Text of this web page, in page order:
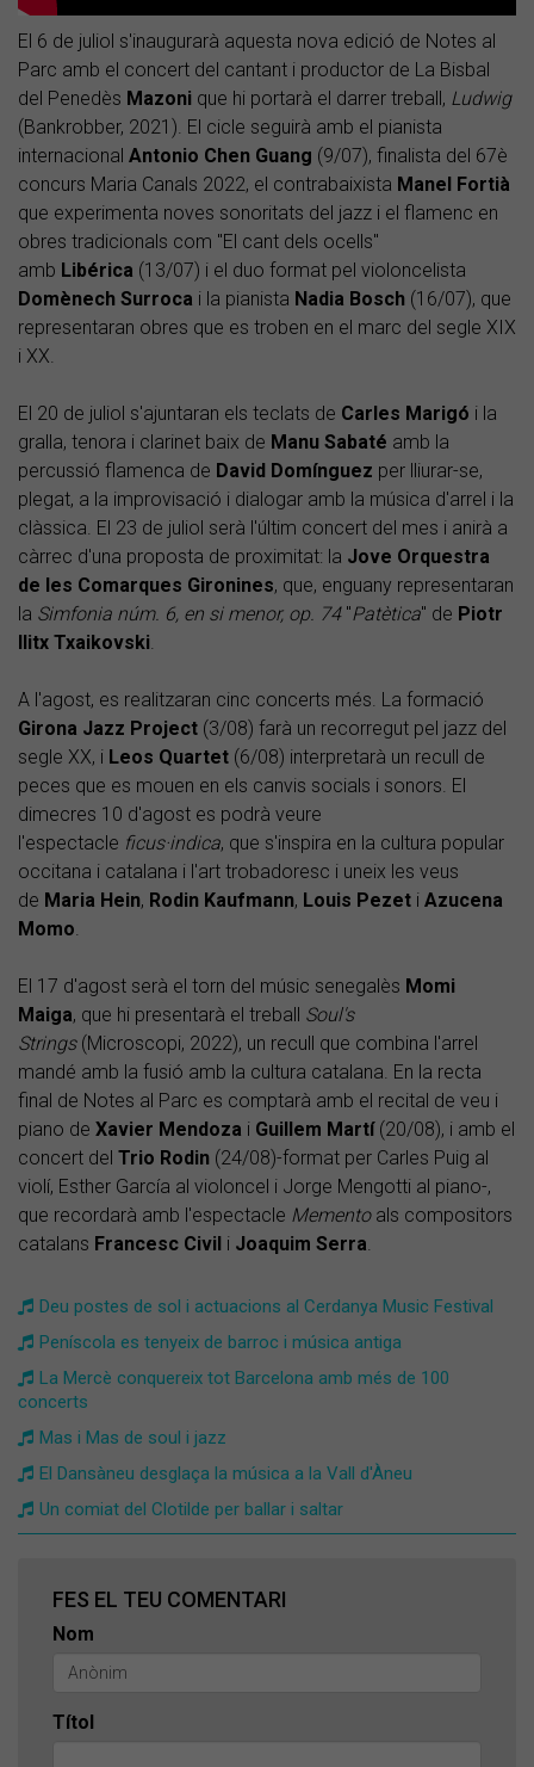
El 6 de juliol s'inaugurarà aquesta nova edició de Notes al
Parc amb el concert del cantant i productor de La Bisbal
del Penedès Mazoni que hi portarà el darrer treball, Ludwig
(Bankrobber, 2021). El cicle seguirà amb el pianista
internacional Antonio Chen Guang (9/07), finalista del 67è
concurs Maria Canals 2022, el contrabaixista Manel Fortià
que experimenta noves sonoritats del jazz i el flamenc en
obres tradicionals com "El cant dels ocells"
amb Libérica (13/07) i el duo format pel violoncelista
Domènech Surroca i la pianista Nadia Bosch (16/07), que
representaran obres que es troben en el marc del segle XIX
i XX.
El 20 de juliol s'ajuntaran els teclats de Carles Marigó i la
gralla, tenora i clarinet baix de Manu Sabaté amb la
percussió flamenca de David Domínguez per lliurar-se,
plegat, a la improvisació i dialogar amb la música d'arrel i la
clàssica. El 23 de juliol serà l'últim concert del mes i anirà a
càrrec d'una proposta de proximitat: la Jove Orquestra
de les Comarques Gironines, que, enguany representaran
la Simfonia núm. 6, en si menor, op. 74 "Patètica" de Piotr
Ilitx Txaikovski.
A l'agost, es realitzaran cinc concerts més. La formació
Girona Jazz Project (3/08) farà un recorregut pel jazz del
segle XX, i Leos Quartet (6/08) interpretarà un recull de
peces que es mouen en els canvis socials i sonors. El
dimecres 10 d'agost es podrà veure
l'espectacle ficus·indica, que s'inspira en la cultura popular
occitana i catalana i l'art trobadoresc i uneix les veus
de Maria Hein, Rodin Kaufmann, Louis Pezet i Azucena
Momo.
El 17 d'agost serà el torn del músic senegalès Momi
Maiga, que hi presentarà el treball Soul's
Strings (Microscopi, 2022), un recull que combina l'arrel
mandé amb la fusió amb la cultura catalana. En la recta
final de Notes al Parc es comptarà amb el recital de veu i
piano de Xavier Mendoza i Guillem Martí (20/08), i amb el
concert del Trio Rodin (24/08)-format per Carles Puig al
violí, Esther García al violoncel i Jorge Mengotti al piano-,
que recordarà amb l'espectacle Memento als compositors
catalans Francesc Civil i Joaquim Serra.
Deu postes de sol i actuacions al Cerdanya Music Festival
Peníscola es tenyeix de barroc i música antiga
La Mercè conquereix tot Barcelona amb més de 100
concerts
Mas i Mas de soul i jazz
El Dansàneu desglaça la música a la Vall d'Àneu
Un comiat del Clotilde per ballar i saltar
FES EL TEU COMENTARI
Nom
Títol